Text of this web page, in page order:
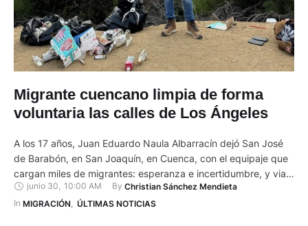
Migrante cuencano limpia de forma
voluntaria las calles de Los Ángeles
A los 17 años, Juan Eduardo Naula Albarracín dejó San José
de Barabón, en San Joaquín, en Cuenca, con el equipaje que
cargan miles de migrantes: esperanza e incertidumbre, y viajó
a Estados Unidos (EE.UU) de forma irregular. Tres décadas
después, este migrante cuencano encontró una forma
junio 30, 10:00 AM By Christian Sánchez Mendieta
In MIGRACIÓN ÚLTIMAS NOTICIAS